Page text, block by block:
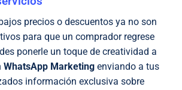
precios o descuentos ya no son
para que un comprador regrese
ponerle un toque de creatividad a
WhatsApp Marketing enviando a tus
información exclusiva sobre